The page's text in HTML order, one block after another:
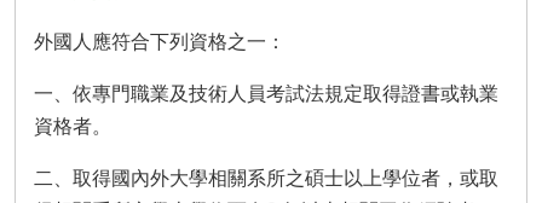
府
網
資
外國人應符合下列資格之一：
一、依專門職業及技術人員考試法規定取得證書或執業
資格者。
二、取得國內外大學相關系所之碩士以上學位者，或取